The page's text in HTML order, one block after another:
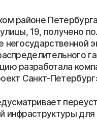
районе
19, получено
негосударственной
разработала
Санкт-
инфраструктуры